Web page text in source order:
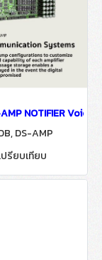
NOTIFIER
DS-AMP
ปรียบเทียบ